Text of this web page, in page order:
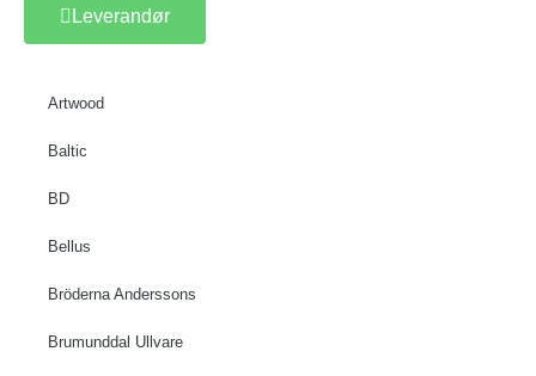
Leverandør
Artwood
Baltic
BD
Bellus
Bröderna Anderssons
Brumunddal Ullvare